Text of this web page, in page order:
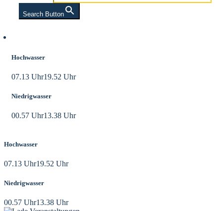
Search Button
Hochwasser
07.13 Uhr19.52 Uhr
Niedrigwasser
00.57 Uhr13.38 Uhr
Hochwasser
07.13 Uhr19.52 Uhr
Niedrigwasser
00.57 Uhr13.38 Uhr